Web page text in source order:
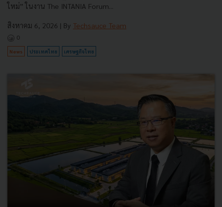
ใหม่” ในงาน The INTANIA Forum...
สิงหาคม 6, 2026 | By Techsauce Team
0
News ประเทศไทย เศรษฐกิจไทย